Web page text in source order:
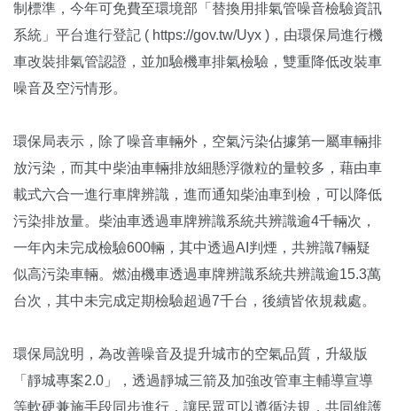
制標準，今年可免費至環境部「替換用排氣管噪音檢驗資訊
系統」平台進行登記 ( https://gov.tw/Uyx )，由環保局進行機
車改裝排氣管認證，並加驗機車排氣檢驗，雙重降低改裝車
噪音及空污情形。
環保局表示，除了噪音車輛外，空氣污染佔據第一屬車輛排
放污染，而其中柴油車輛排放細懸浮微粒的量較多，藉由車
載式六合一進行車牌辨識，進而通知柴油車到檢，可以降低
污染排放量。柴油車透過車牌辨識系統共辨識逾4千輛次，
一年內未完成檢驗600輛，其中透過AI判煙，共辨識7輛疑
似高污染車輛。燃油機車透過車牌辨識系統共辨識逾15.3萬
台次，其中未完成定期檢驗超過7千台，後續皆依規裁處。
環保局說明，為改善噪音及提升城市的空氣品質，升級版
「靜城專案2.0」，透過靜城三箭及加強改管車主輔導宣導
等軟硬兼施手段同步進行，讓民眾可以遵循法規，共同維護